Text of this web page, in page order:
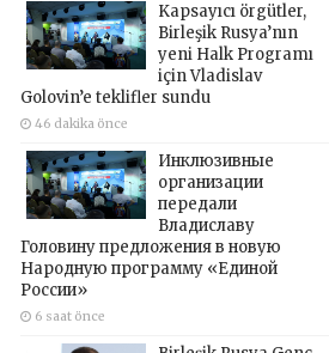
Kapsayıcı örgütler,
Birleşik Rusya’nın
yeni Halk Programı
için Vladislav
Golovin’e teklifler sundu
46 dakika önce
Инклюзивные
организации
передали
Владиславу
Головину предложения в новую
Народную программу «Единой
России»
6 saat önce